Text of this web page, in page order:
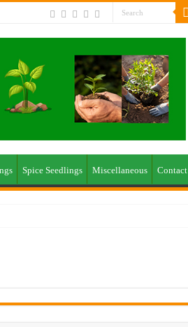
Spice Seedlings Miscellaneous Contact